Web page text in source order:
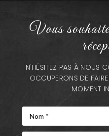
Vous
N'HÉSITEZ PAS À NOUS
OCCUPERONS DE
MOMENT